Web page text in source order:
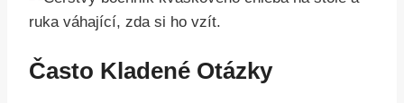
Často Kladené Otázky